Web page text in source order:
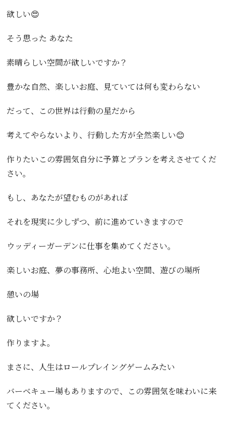
欲しい😍
そう思った あなた
素晴らしい空間が欲しいですか？
豊かな自然、楽しいお庭、見ていては何も変わらない
だって、この世界は行動の星だから
考えてやらないより、行動した方が全然楽しい😊
作りたいこの雰囲気自分に予算とプランを考えさせてくだ
さい。
もし、あなたが望むものがあれば
それを現実に少しずつ、前に進めていきますので
ウッディーガーデンに仕事を集めてください。
楽しいお庭、夢の事務所、心地よい空間、遊びの場所
憩いの場
欲しいですか？
作りますよ。
まさに、人生はロールプレイングゲームみたい
バーベキュー場もありますので、この雰囲気を味わいに来
てください。